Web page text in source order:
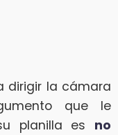
dirigir la cámara
que le
planilla es no